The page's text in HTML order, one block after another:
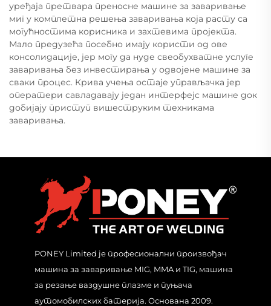
уређаја претвара преносне машине за заваривање
миг у комплетна решења заваривања која расту са
могућностима корисника и захтевима пројекта.
Мало предузећа посебно имају користи од ове
консолидације, јер могу да нуде свеобухватне услуге
заваривања без инвестирања у одвојене машине за
сваки процес. Крива учења остаје управљачка јер
оператери савладавају један интерфејс машине док
добијају приступ вишеструким техникама
заваривања.
PONEY Limited је професионални произвођач
машина за заваривање MIG, MMA и TIG, машина
за резање ваздушне плазме и пуњача
аутомобилских батерија. Основана 2009.